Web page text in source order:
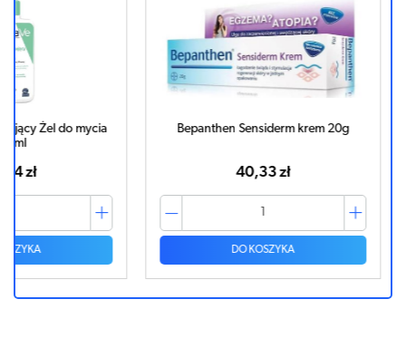
mycia Bepanthen Sensiderm krem 20g CERAVE